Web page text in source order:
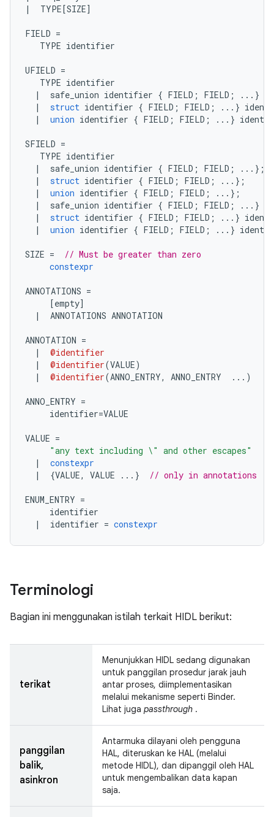
|
TYPE[SIZE]
FIELD =
TYPE identifier
UFIELD =
TYPE identifier
|
safe_union identifier { FIELD ; FIELD ; ...}
|
struct identifier { FIELD ; FIELD ; ...}
|
union identifier { FIELD ; FIELD ; ...}
SFIELD =
TYPE identifier
|
safe_union identifier { FIELD ; FIELD ;
...};
|
struct identifier { FIELD ; FIELD ;
...};
|
union identifier { FIELD ; FIELD ;
...};
|
safe_union identifier { FIELD ; FIELD ; ...}
|
struct identifier { FIELD ; FIELD ; ...}
|
union identifier { FIELD ; FIELD ; ...}
SIZE =
// Must be greater than zero
constexpr
ANNOTATIONS =
[empty]
|
ANNOTATIONS ANNOTATION
ANNOTATION =
|
@identifier
|
@identifier(VALUE)
|
@identifier(ANNO_ENTRY, ANNO_ENTRY ...)
ANNO_ENTRY =
identifier=VALUE
VALUE =
"any text including \" and other escapes"
|
constexpr
|
{VALUE, VALUE ...} // only in annotations
ENUM_ENTRY =
identifier
|
identifier = constexpr
Terminologi
Bagian ini menggunakan istilah terkait HIDL berikut:
terikat
Menunjukkan HIDL sedang digunakan
untuk panggilan prosedur jarak jauh
antar proses, diimplementasikan
melalui mekanisme seperti Binder.
Lihat juga passthrough .
panggilan
balik,
asinkron
Antarmuka dilayani oleh pengguna
HAL, diteruskan ke HAL (melalui
metode HIDL), dan dipanggil oleh HAL
untuk mengembalikan data kapan
saja.